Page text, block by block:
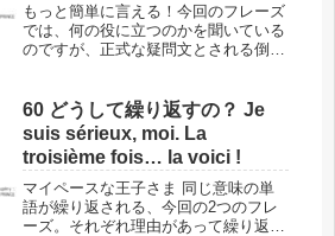
もっと簡単に言える！今回のフレーズ
では、何の役に立つのかを聞いている
のですが、正式な疑問文とされる倒置
ない言い方をしています。でも現代フ
ランス語の普段の会話では、もっと簡
単...
60 どうして繰り返すの？ Je
suis sérieux, moi. La
troisième fois… la voici !
マイペースな王子さま 同じ意味の単
語が繰り返される、今回の2つのフレ
ーズ。それぞれ理由があって繰り返さ